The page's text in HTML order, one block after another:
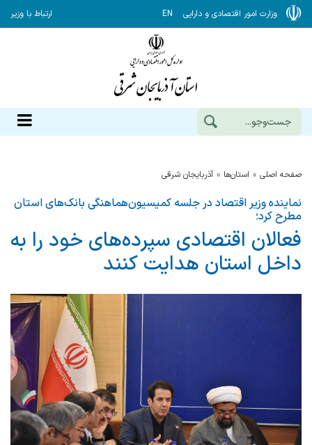
وزارت امور اقتصادی و دارایی EN ارتباط با وزیر
صفحه اصلی استان‌ها آذربايجان شرقي
نماینده وزیر اقتصاد در جلسه کمیسیون‌هماهنگی بانک‌های استان
مطرح کرد؛
فعالان اقتصادی سپرده‌های خود را به
داخل استان هدایت کنند